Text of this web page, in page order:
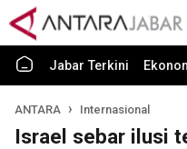
Jabar Terkini
ANTARA Internasional
Israel sebar ilusi